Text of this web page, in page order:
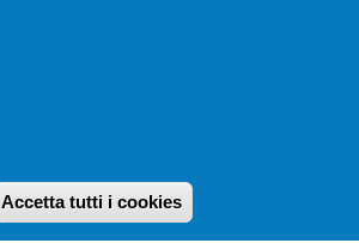
Accetta tutti i cookies